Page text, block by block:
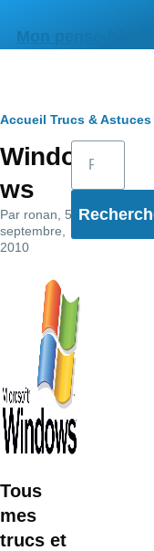
Mon pense-bête
Fil
d'Ariane
Accueil Trucs & Astuces
Windo
ws
Par ronan , 5
septembre,
2010
Tous
mes
trucs et
Rechercher